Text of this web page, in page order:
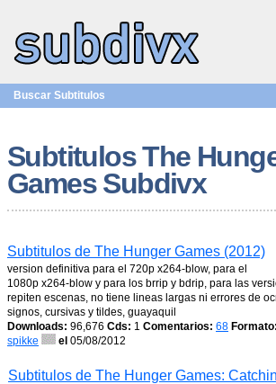
Buscar Subtitulos
Subtitulos The
Games Subdivx
Subtitulos de The Hunger Games (2012)
version definitiva para el 720p x264-blow, para el
1080p x264-blow y para los brrip y bdrip, para las
repiten escenas, no tiene lineas largas ni errores de
signos, cursivas y tildes, guayaquil
Downloads: 96,676 Cds: 1 Comentarios: 68 Formato:
spikke
el 05/08/2012
Subtitulos de The Hunger Games: